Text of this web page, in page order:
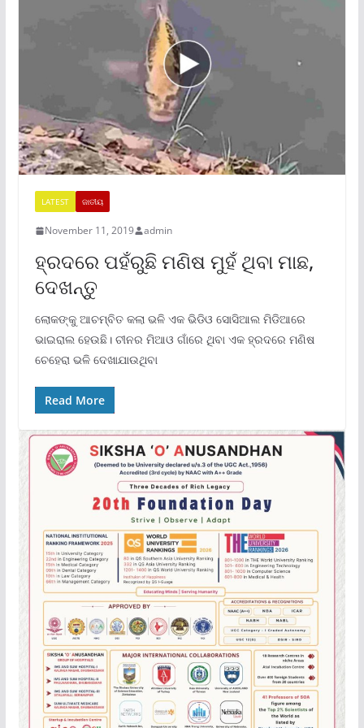
LATEST ଜାତୀୟ
November 11, 2019 admin
ହ୍ରଦରେ ପହଁରୁଛି ମଣିଷ ମୁହଁ ଥିବା ମାଛ,
ଦେଖନ୍ତୁ
ଲୋକଙ୍କୁ ଆଚମ୍ବିତ କଲା ଭଳି ଏକ ଭିଡିଓ ସୋସିଆଲ ମିଡିଆରେ
ଭାଇରାଲ ହେଉଛି। ଚୀନର ମିଆଓ ଗାଁରେ ଥିବା ଏକ ହ୍ରଦରେ ମଣିଷ
ଚେହେରା ଭଳି ଦେଖାଯାଉଥିବା
Read More